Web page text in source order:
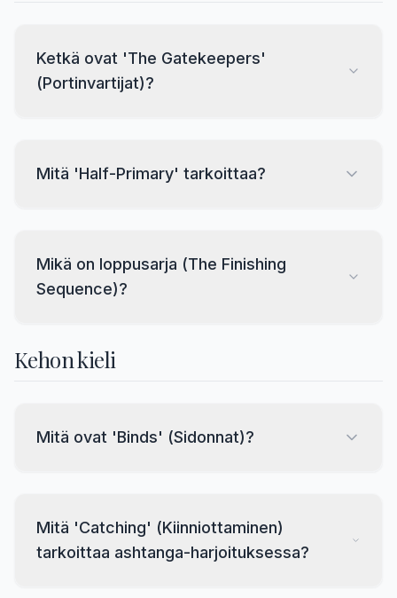
Ketkä ovat 'The Gatekeepers'
(Portinvartijat)?
Mitä 'Half-Primary' tarkoittaa?
Mikä on loppusarja (The Finishing
Sequence)?
Kehon kieli
Mitä ovat 'Binds' (Sidonnat)?
Mitä 'Catching' (Kiinniottaminen)
tarkoittaa ashtanga-harjoituksessa?